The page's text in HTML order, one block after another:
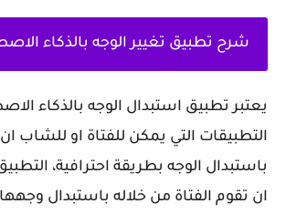
شرح تطبيق تغيير الوجه بالذكاء
يعتبر تطبيق استبدال الوجه بالذكاء
التطبيقات التي يمكن للفتاة او للشاب
باستبدال الوجه بطريقة احترافية،
ان تقوم الفتاة من خلاله باستبدال